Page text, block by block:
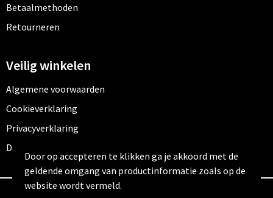
Betaalmethoden
Retourneren
Veilig winkelen
Algemene voorwaarden
Cookieverklaring
Privacyverklaring
Disclaimer
Door op accepteren te klikken ga je akkoord met de
geldende omgang van productinformatie zoals op de
website wordt vermeld.